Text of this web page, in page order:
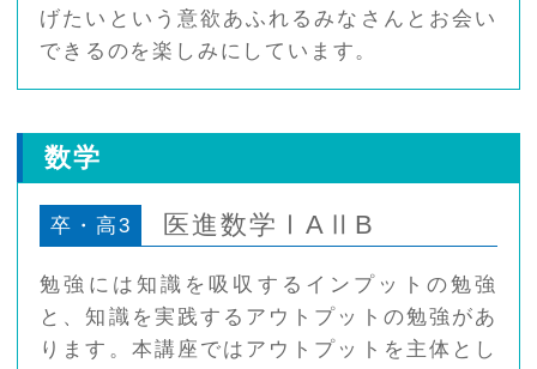
げたいという意欲あふれるみなさんとお会い
できるのを楽しみにしています。
数学
卒・高3 医進数学ⅠAⅡB
勉強には知識を吸収するインプットの勉強
と、知識を実践するアウトプットの勉強があ
ります。本講座ではアウトプットを主体とし